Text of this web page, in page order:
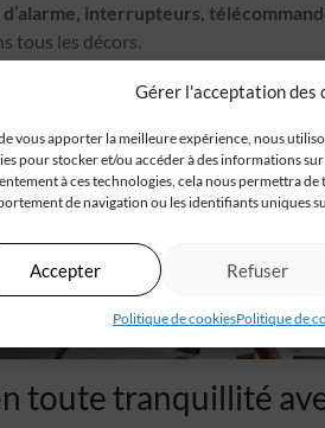
Gérer l'acceptation des
vous apporter la meilleure expérience, nous
pour stocker et/ou accéder à des informations
à ces technologies, cela nous permettra de
de navigation ou les identifiants uniques
Accepter Refuser
Politique de cookiesPolitique de
interrupteurs,
tous les décors.
toute tranquillité